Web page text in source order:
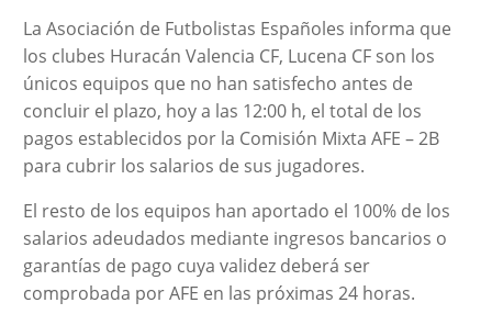
La Asociación de Futbolistas Españoles informa que
los clubes Huracán Valencia CF, Lucena CF son los
únicos equipos que no han satisfecho antes de
concluir el plazo, hoy a las 12:00 h, el total de los
pagos establecidos por la Comisión Mixta AFE – 2B
para cubrir los salarios de sus jugadores.
El resto de los equipos han aportado el 100% de los
salarios adeudados mediante ingresos bancarios o
garantías de pago cuya validez deberá ser
comprobada por AFE en las próximas 24 horas.